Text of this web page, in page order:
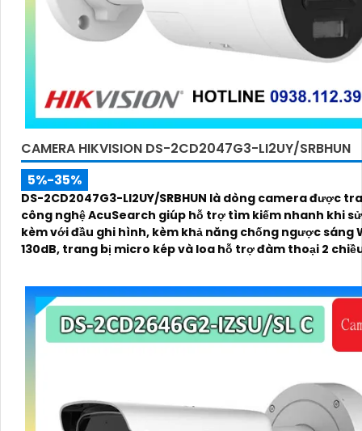
CAMERA HIKVISION DS-2CD2047G3-LI2UY/SRBHUN
5%-35%
DS-2CD2047G3-LI2UY/SRBHUN là dòng camera được
công nghệ AcuSearch giúp hỗ trợ tìm kiếm nhanh khi
kèm với đầu ghi hình, kèm khả năng chống ngược sáng
130dB, trang bị micro kép và loa hỗ trợ đàm thoại 2